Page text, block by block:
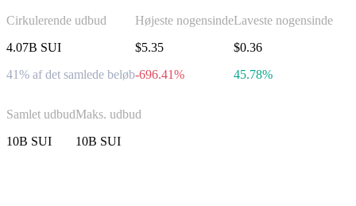
Cirkulerende udbud
4.07B SUI
41% af det samlede beløb
Højeste nogensinde
$5.35
-696.41%
Laveste nogensinde
$0.36
45.78%
Samlet udbud
10B SUI
Maks. udbud
10B SUI